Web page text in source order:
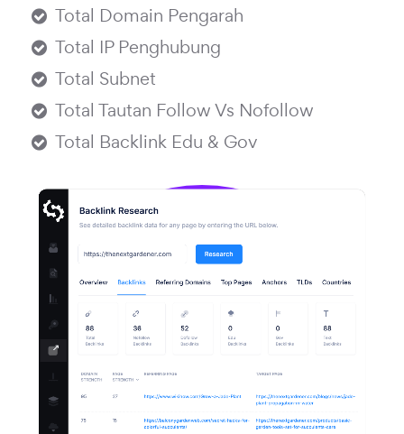
Total Domain Pengarah
Total IP Penghubung
Total Subnet
Total Tautan Follow Vs Nofollow
Total Backlink Edu & Gov